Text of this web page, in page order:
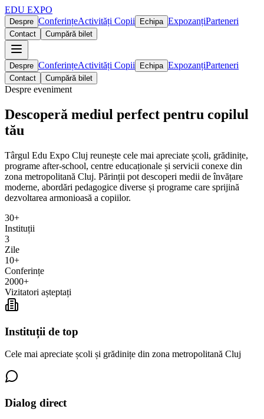
EDU EXPO
Despre ConferințeActivități Copii Echipa ExpozanțiParteneri
Contact Cumpără bilet
Despre ConferințeActivități Copii Echipa ExpozanțiParteneri
Contact Cumpără bilet
Despre eveniment
Descoperă mediul perfect pentru copilul
tău
Târgul Edu Expo Cluj reunește cele mai apreciate școli, grădinițe,
programe after-school, centre educaționale și servicii conexe din
zona metropolitană Cluj. Părinții pot descoperi medii de învățare
moderne, abordări pedagogice diverse și programe care sprijină
dezvoltarea armonioasă a copiilor.
30+
Instituții
3
Zile
10+
Conferințe
2000+
Vizitatori așteptați
Instituții de top
Cele mai apreciate școli și grădinițe din zona metropolitană Cluj
Dialog direct